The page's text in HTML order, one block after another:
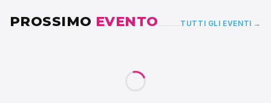
PROSSIMO EVENTO TUTTI GLI EVENTI →